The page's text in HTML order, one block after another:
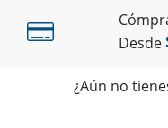
Desde
¿Aún no